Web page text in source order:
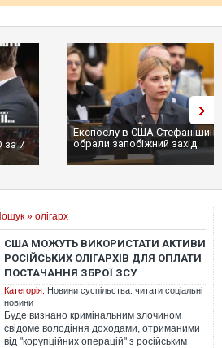
за 7
Експослу в США
обрали запобіжний захід
» олігарх
США МОЖУТЬ ВИКОРИСТАТИ АКТИВИ
РОСІЙСЬКИХ ОЛІГАРХІВ ДЛЯ ОПЛАТИ
ПОСТАЧАННЯ ЗБРОЇ ЗСУ
Категорія: Новини суспільства: читати соціальні
новини
Буде визнано кримінальним злочином
свідоме володіння доходами, отриманими
від "корупційних операцій" з російським